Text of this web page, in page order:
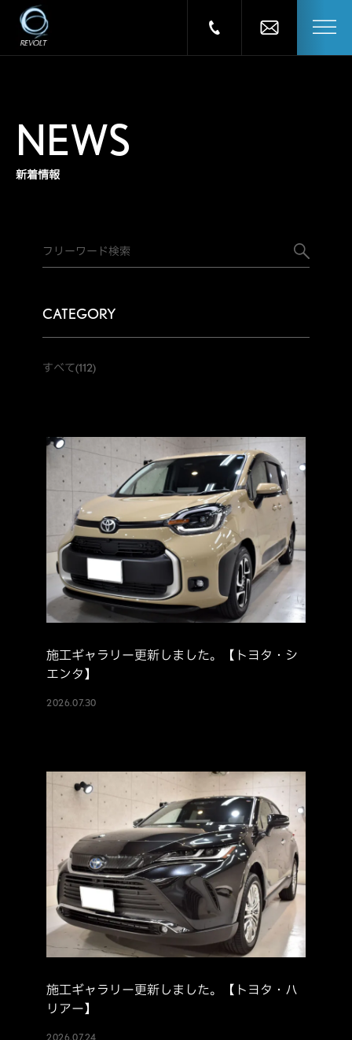
NEWS
新着情報
CATEGORY
すべて(112)
施工ギャラリー更新しました。【トヨタ・シ
エンタ】
2026.07.30
施工ギャラリー更新しました。【トヨタ・ハ
リアー】
2026.07.24